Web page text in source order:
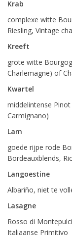
Krab
complexe witte
Riesling, Vintage
Kreeft
grote witte
Charlemagne) of
Kwartel
middelintense
Carmignano)
Lam
goede rijpe rode
Bordeauxblends,
Langoestine
Albariño, niet te
Lasagne
Rosso di
Italiaanse Primitivo